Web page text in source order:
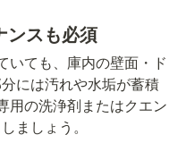
ンスも必須
いても、庫内の壁面・ド
には汚れや水垢が蓄積
用の洗浄剤またはクエン
ましょう。